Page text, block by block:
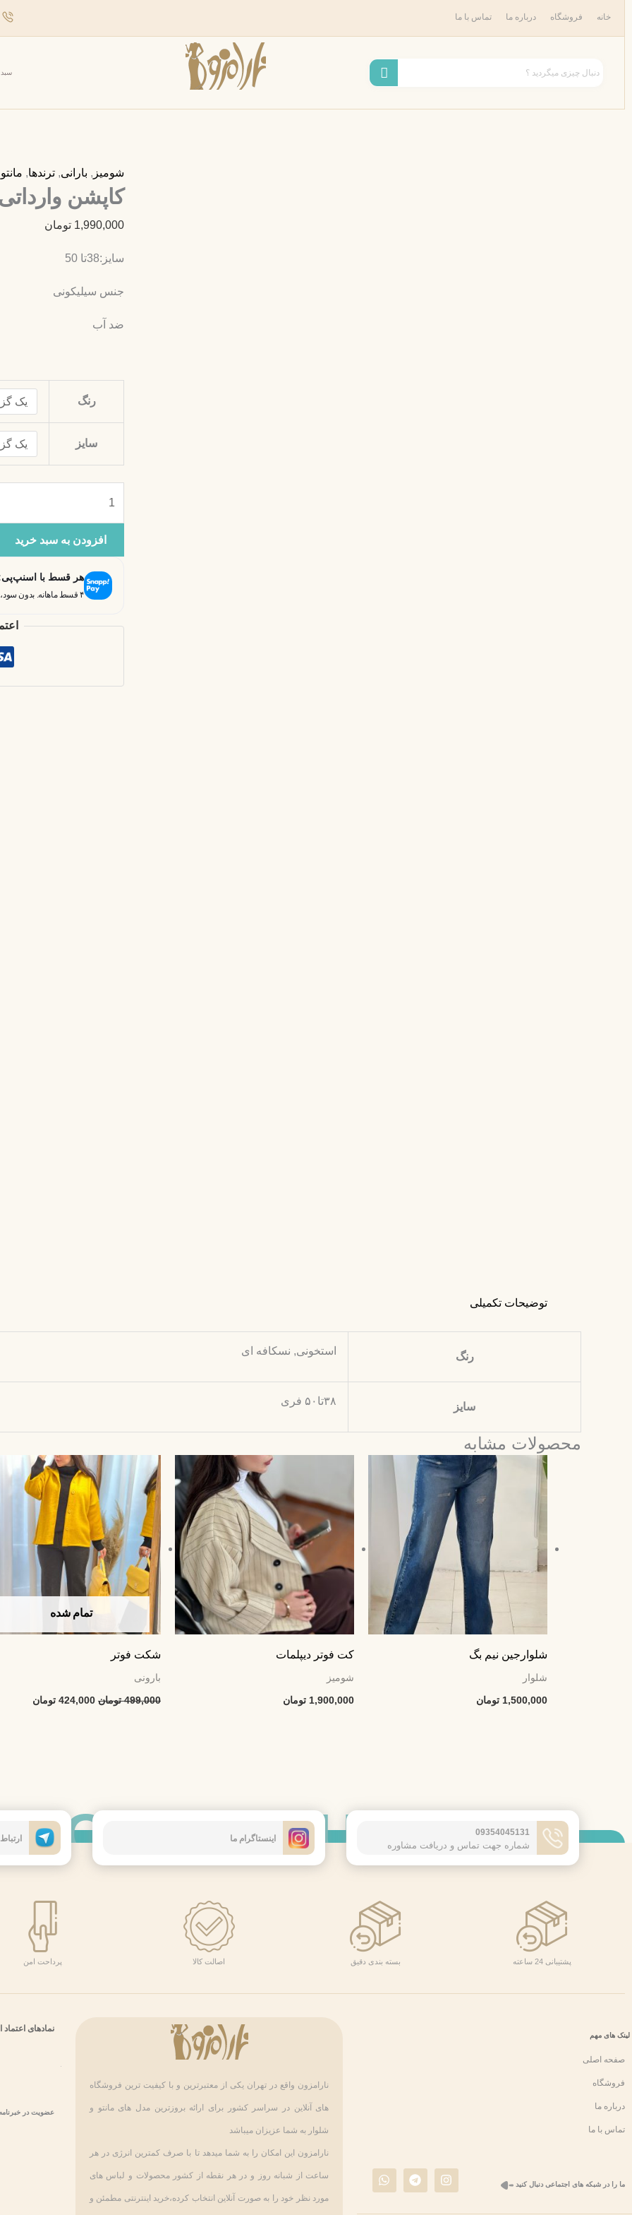
خانه فروشگاه درباره ما تماس با ما
شومیز , بارانی, ترندها, مانتو
کاپشن
1,990,000 تومان
سایز:38تا 50
جنس سیلیکونی
ضد آب
رنگ
سایز
کاپشن
وارداتی
افزودن به سبد خرید
هر قسط با
۴ قسط ماهانه. بدون سود، چک و ضامن.
توضیحات تکمیلی
رنگ استخونی, نسکافه ای
سایز ۳۸تا۵۰ فری
محصولات مشابه
شلوارجین نیم بگ
شلوار
1,500,000 تومان
کت فوتر دیپلمات
شومیز
1,900,000 تومان
تمام شده
شکت فوتر
بارونی
499,000 تومان
قیمت
اصلی:
499,000 تومان
بود.
424,000 تومان
فعلی:
424,000
CONTACT US 09354045131
شماره جهت تماس و دریافت مشاوره
اینستاگرام ما
پشتیبانی 24 ساعته بسته بندی دقیق اصالت کالا پرداحت امن
لینک های مهم
صفحه اصلی
فروشگاه
درباره ما
تماس با ما
ما را در شبکه های اجتماعی دنبال کنید
I
n
T
e
W
h
نارامزون واقع در تهران یکی از معتبرترین و با کیفیت ترین فروشگاه
های آنلاین در سراسر کشور برای ارائه بروزترین مدل های مانتو و
شلوار به شما عزیزان میباشد
نارامزون این امکان را به شما میدهد تا با صرف کمترین انرژی در هر
ساعت از شبانه روز و در هر نقطه از کشور محصولات و لباس های
مورد نظر خود را به صورت آنلاین انتخاب کرده،خرید اینترنتی مطمئن و
نمادهای اعتماد‌‍‌
عضویت در